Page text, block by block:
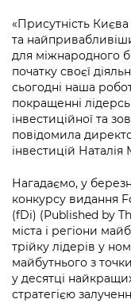
«Присутність
та
для міжнародного
початку своєї
сьогодні наша
покращенні
інвестиційної та
повідомила
інвестицій
Нагадаємо, у
конкурсу видання
(fDi) (Published by
міста і регіони
трійку лідерів у
майбутнього з
у десятці
стратегією